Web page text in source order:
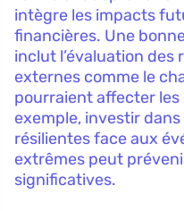
intègre les impacts
financières. Une
inclut l’évaluation des
externes comme le
pourraient affecter
exemple, investir
résilientes face aux
extrêmes peut
significatives.